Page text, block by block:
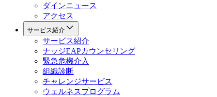
ダインニュース
アクセス
サービス紹介
サービス紹介
ナッジEAPカウンセリング
緊急危機介入
組織診断
チャレンジサービス
ウェルネスプログラム